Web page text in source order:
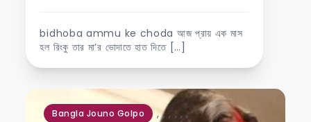
bidhoba ammu ke choda আজ প্রায় এক মাস
হল রিংকু তার মা’র ভোদাতে হাত দিতে […]
Bangla Jouno Golpo ,,, ,,,